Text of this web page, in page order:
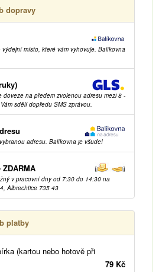
dopravy
místo, které vám vyhovuje. Balíkovna
doveze na předem zvolenou adresu mezi 8 -
sdělí dopředu SMS zprávou.
adresu. Balíkovna je všude!
v pracovní dny od 7:30 do 14:30 na
Albrechtice 735 43
platby
(kartou nebo hotově při
79 Kč